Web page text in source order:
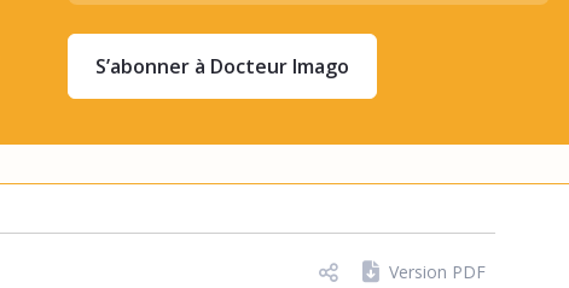
S’abonner à Docteur Imago
Version PDF